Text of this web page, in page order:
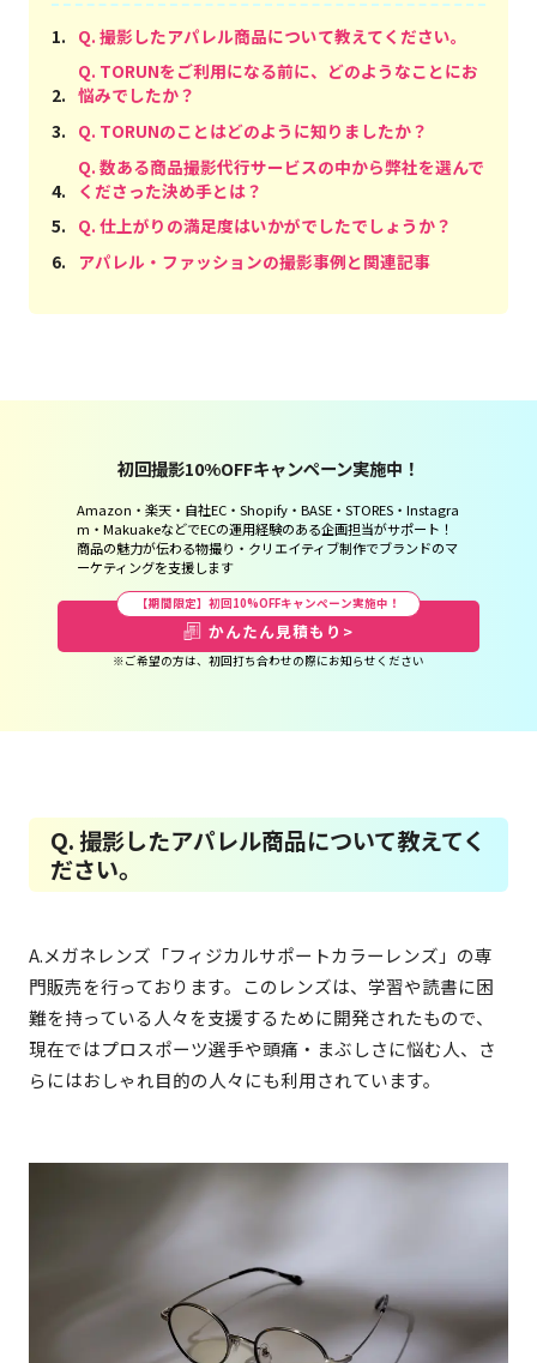
1. Q. 撮影したアパレル商品について教えてください。
2.
Q. TORUNをご利用になる前に、どのようなことにお
悩みでしたか？
3. Q. TORUNのことはどのように知りましたか？
4.
Q. 数ある商品撮影代行サービスの中から弊社を選んで
くださった決め手とは？
5. Q. 仕上がりの満足度はいかがでしたでしょうか？
6. アパレル・ファッションの撮影事例と関連記事
初回撮影10%OFFキャンペーン実施中！
Amazon・楽天・自社EC・Shopify・BASE・STORES・Instagra
m・MakuakeなどでECの運用経験のある企画担当がサポート！
商品の魅力が伝わる物撮り・クリエイティブ制作でブランドのマ
ーケティングを支援します
【期間限定】初回10%OFFキャンペーン実施中！
かんたん見積もり >
※ご希望の方は、初回打ち合わせの際にお知らせください
Q. 撮影したアパレル商品について教えてく
ださい。
A.メガネレンズ「フィジカルサポートカラーレンズ」の専
門販売を行っております。このレンズは、学習や読書に困
難を持っている人々を支援するために開発されたもので、
現在ではプロスポーツ選手や頭痛・まぶしさに悩む人、さ
らにはおしゃれ目的の人々にも利用されています。